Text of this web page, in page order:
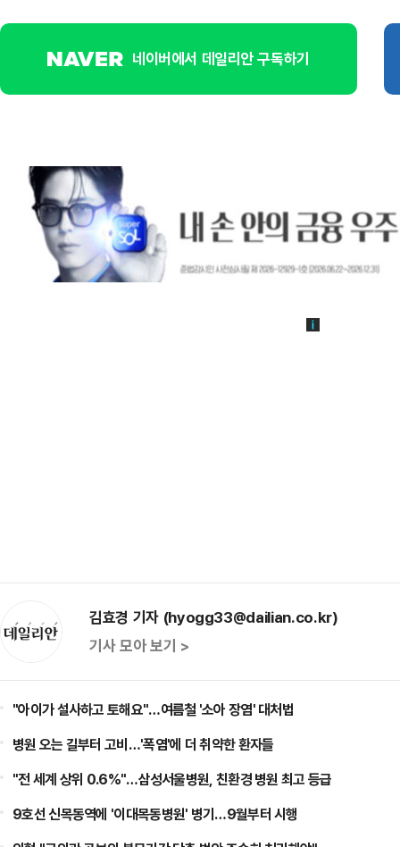
네이버에서 데일리안 구독하기
김효경 기자 (hyogg33@dailian.co.kr)
기사 모아 보기 >
"아이가 설사하고 토해요"…여름철 '소아 장염' 대처법
병원 오는 길부터 고비…'폭염'에 더 취약한 환자들
"전 세계 상위 0.6%"…삼성서울병원, 친환경 병원 최고 등급
9호선 신목동역에 '이대목동병원' 병기…9월부터 시행